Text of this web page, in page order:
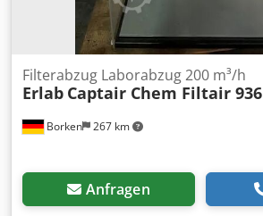
Borken 267 km
Filterabzug Laborabzug 200 m³/h
Erlab Captair Chem Filtair 936
Anfragen